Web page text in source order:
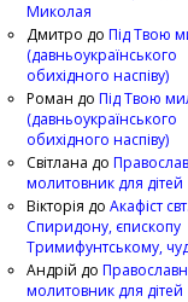
Миколая
Дмитро до Під Твою
(давньоукраїнського
обихідного наспіву)
Роман до Під Твою
(давньоукраїнського
обихідного наспіву)
Світлана до
молитовник для дітей
Вікторія до Акафіст свт.
Спиридону, єпископу
Тримифунтському,
Андрій до
молитовник для дітей